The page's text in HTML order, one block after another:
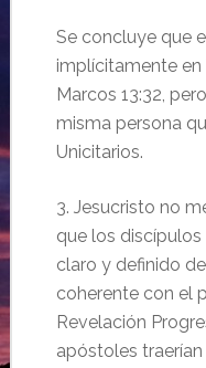
Se concluye que
implícitamente en
Marcos 13:32,
misma persona
Unicitarios.
3. Jesucristo no
que los
claro y definido
coherente con el
Revelación
apóstoles